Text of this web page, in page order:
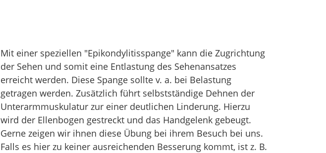
Mit einer speziellen "Epikondylitisspange" kann die Zugrichtung
der Sehen und somit eine Entlastung des Sehenansatzes
erreicht werden. Diese Spange sollte v. a. bei Belastung
getragen werden. Zusätzlich führt selbstständige Dehnen der
Unterarmmuskulatur zur einer deutlichen Linderung. Hierzu
wird der Ellenbogen gestreckt und das Handgelenk gebeugt.
Gerne zeigen wir ihnen diese Übung bei ihrem Besuch bei uns.
Falls es hier zu keiner ausreichenden Besserung kommt, ist z. B.